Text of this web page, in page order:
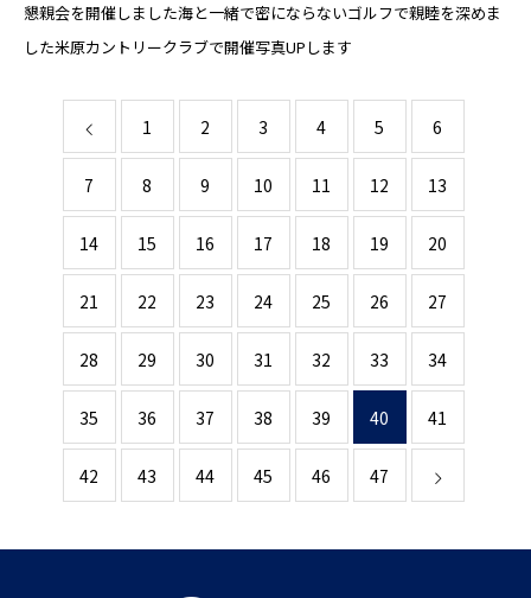
懇親会を開催しました海と一緒で密にならないゴルフで親睦を深めま
した米原カントリークラブで開催写真UPします
1 2 3 4 5 6
7 8 9 10 11 12 13
14 15 16 17 18 19 20
21 22 23 24 25 26 27
28 29 30 31 32 33 34
35 36 37 38 39 40 41
42 43 44 45 46 47